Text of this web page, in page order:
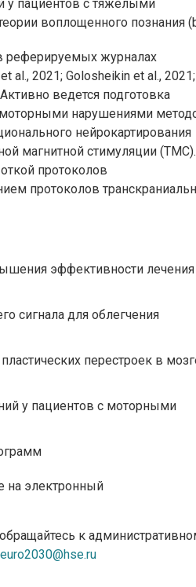
у пациентов с тяжелыми
воплощенного познания
реферируемых журналах
al., 2021; Golosheikin et al., 2021;
ведется подготовка
нарушениями
нейрокартирования
магнитной стимуляции (ТМС).
протоколов
протоколов
эффективности лечения
сигнала для облегчения
перестроек в
у пациентов с моторными
на электронный
к